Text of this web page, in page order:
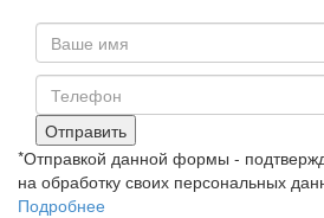
Отправить
*Отправкой данной формы -
на обработку своих персональных
Подробнее